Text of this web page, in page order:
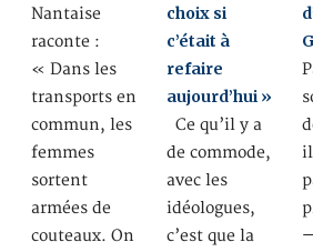
Nantaise
raconte :
« Dans les
transports en
commun, les
femmes
sortent
armées de
couteaux. On
choix si
c’était à
refaire
aujourd’hui »
Ce qu’il y a
de commode,
avec les
idéologues,
c’est que la